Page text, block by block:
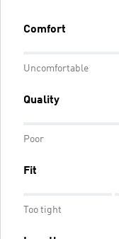
Comfort
Uncomfortable
Quality
Poor
Fit
Too tight